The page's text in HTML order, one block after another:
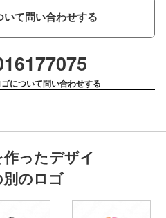
いて問い合わせする
について問い合わせする
ったデザイ
のロゴ